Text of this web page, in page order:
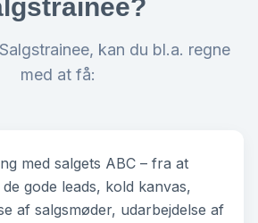
kan du bl.a. regne
med at få:
med salgets ABC – fra at
gode leads, kold kanvas,
af salgsmøder, udarbejdelse af